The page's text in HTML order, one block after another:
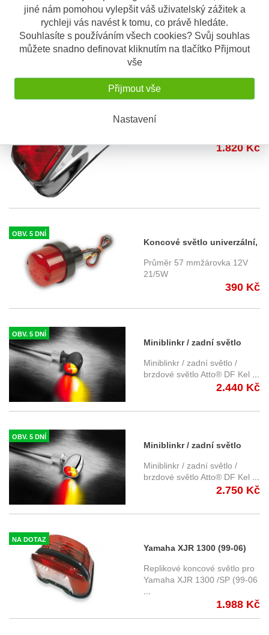
jiné nám pomohou vylepšit váš uživatelský zážitek a
rychleji vás navést k tomu, co právě hledáte.
Souhlasíte s používáním všech cookies? Svůj souhlas
můžete snadno definovat kliknutím na tlačítko Přijmout
vše
Přijmout vše
Nastavení
Koncové světlo univerzální
Velikost 75x68 mm12V 21/5W
335 Kč
Koncové světlo univerzální
Tombstone
Chromované, homologované
1.820 Kč
OBV. 5 DNÍ
Koncové světlo univerzální,
prům. 57mm
Průměr 57 mmžárovka 12V
21/5W
390 Kč
OBV. 5 DNÍ
Miniblinkr / zadní světlo
Atto® DF Kellermann - černé
tělo, čiré sklo
Miniblinkr / zadní světlo /
brzdové světlo Atto® DF Kel
2.440 Kč
OBV. 5 DNÍ
Miniblinkr / zadní světlo
Atto® DF Kellermann -
chromované tělo, čiré sklo
Miniblinkr / zadní světlo /
brzdové světlo Atto® DF Kel
2.750 Kč
NA DOTAZ
Yamaha XJR 1300 (99-06)
koncové světlo
Replikové koncové světlo pro
Yamaha XJR 1300 /SP (99-06
1.988 Kč